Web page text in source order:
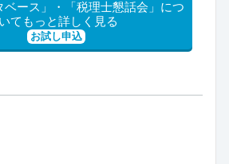
ベース」・「税理士懇話会」につ
いてもっと詳しく見る
お試し申込